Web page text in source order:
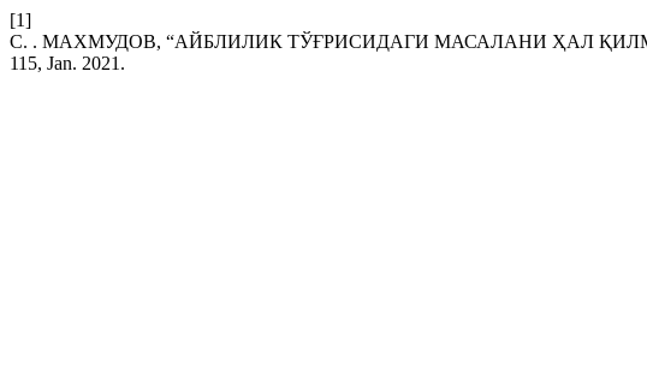
[1]
С. . МАХМУДОВ, “АЙБЛИЛИК ТЎҒРИСИДАГИ МАСАЛАНИ ҲАЛ
115, Jan. 2021.